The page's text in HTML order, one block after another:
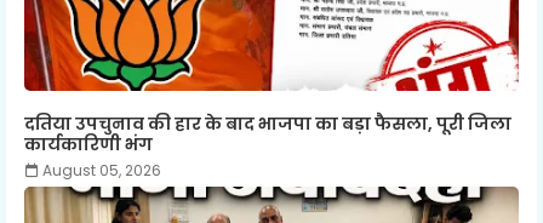
दतिया उपचुनाव की हार के बाद भाजपा का बड़ा फैसला, पूरी जिला
कार्यकारिणी भंग
August 05, 2026